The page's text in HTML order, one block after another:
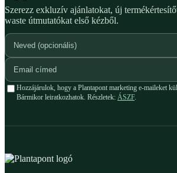
Szerezz exkluzív ajánlatokat, új
waste útmutatókat első kézből.
Hozzájárulok, hogy a Plantapont marketing e-maileket
Bármikor leiratkozhatok. Részletek: ÁSZF.